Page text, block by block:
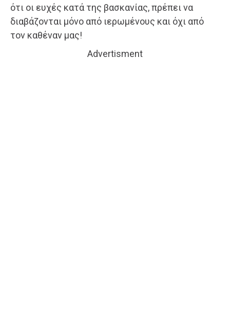
ότι οι ευχές κατά της βασκανίας, πρέπει να
διαβάζονται μόνο από ιερωμένους και όχι από
τον καθέναν μας!
Advertisment